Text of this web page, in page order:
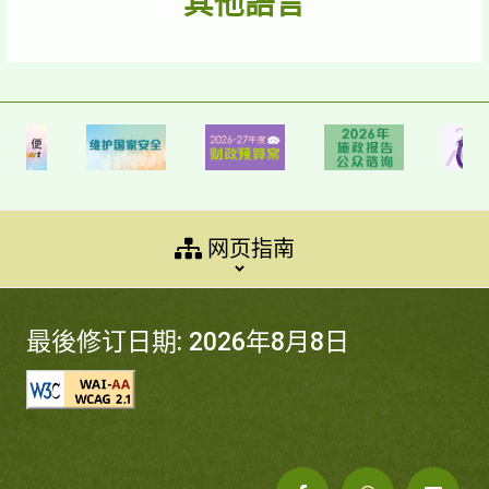
网页指南
最後修订日期: 2026年8月8日